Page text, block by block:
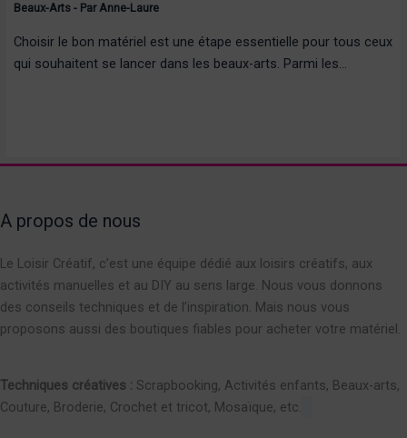
Beaux-Arts- ParAnne-Laure
Choisir le bon matériel est une étape essentielle pour tous ceux
qui souhaitent se lancer dans les beaux-arts. Parmi les…
A propos de nous
Le Loisir Créatif, c’est une équipe dédié aux loisirs créatifs, aux
activités manuelles et au DIY au sens large. Nous vous donnons
des conseils techniques et de l’inspiration. Mais nous vous
proposons aussi des boutiques fiables pour acheter votre matériel.
Techniques créatives : Scrapbooking, Activités enfants, Beaux-arts,
Couture, Broderie, Crochet et tricot, Mosaïque, etc.